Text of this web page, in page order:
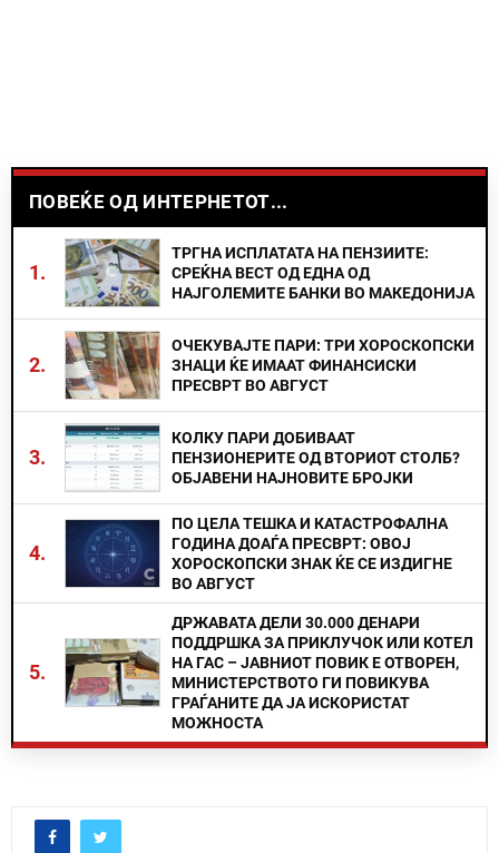
ПОВЕЌЕ ОД ИНТЕРНЕТОТ...
1.
ТРГНА ИСПЛАТАТА НА ПЕНЗИИТЕ:
СРЕЌНА ВЕСТ ОД ЕДНА ОД
НАЈГОЛЕМИТЕ БАНКИ ВО МАКЕДОНИЈА
2.
ОЧЕКУВАЈТЕ ПАРИ: ТРИ ХОРОСКОПСКИ
ЗНАЦИ ЌЕ ИМААТ ФИНАНСИСКИ
ПРЕСВРТ ВО АВГУСТ
3.
КОЛКУ ПАРИ ДОБИВААТ
ПЕНЗИОНЕРИТЕ ОД ВТОРИОТ СТОЛБ?
ОБЈАВЕНИ НАЈНОВИТЕ БРОЈКИ
4.
ПО ЦЕЛА ТЕШКА И КАТАСТРОФАЛНА
ГОДИНА ДОАЃА ПРЕСВРТ: ОВОЈ
ХОРОСКОПСКИ ЗНАК ЌЕ СЕ ИЗДИГНЕ
ВО АВГУСТ
5.
ДРЖАВАТА ДЕЛИ 30.000 ДЕНАРИ
ПОДДРШКА ЗА ПРИКЛУЧОК ИЛИ КОТЕЛ
НА ГАС – ЈАВНИОТ ПОВИК Е ОТВОРЕН,
МИНИСТЕРСТВОТО ГИ ПОВИКУВА
ГРАЃАНИТЕ ДА ЈА ИСКОРИСТАТ
МОЖНОСТА